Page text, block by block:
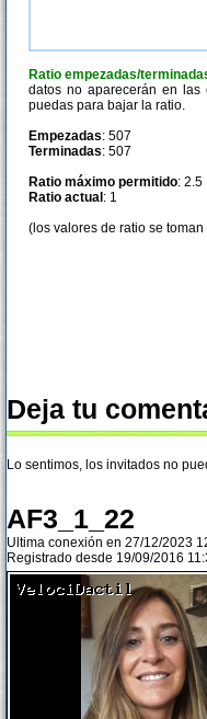
Ratio empezadas/
datos no aparecerán en las
puedas para bajar la ratio.
Empezadas: 507
Terminadas: 507
Ratio máximo permitido: 2.5
Ratio actual : 1
(los valores de ratio se
Deja tu
Lo sentimos, los invitados no
AF3_1_22
Ultima conexión en 27/12/2023
Registrado desde 19/09/2016